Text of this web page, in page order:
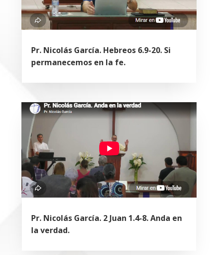
Pr. Nicolás García. Hebreos 6.9-20. Si
permanecemos en la fe.
Pr. Nicolás García. 2 Juan 1.4-8. Anda en
la verdad.